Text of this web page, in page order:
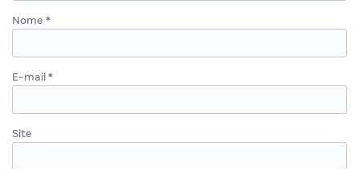
Nome *
E-mail *
Site